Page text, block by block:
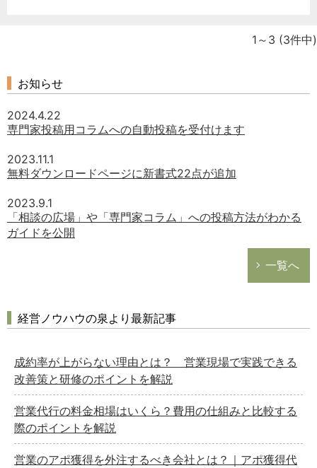
労務管理
企業法務
総務の給湯室
1～3 (3件中)
お知らせ
2024.4.22
専門家投稿用コラムへの自動投稿を受付けます
2023.11.1
無料ダウンロードページに新書式22点が追加
2023.9.1
「相談の広場」や「専門家コラム」への投稿方法がわかる
ガイドを公開
一覧へ
経営ノウハウの泉より最新記事
成約率が上がらない理由とは？ 営業現場で実践できる
改善策と研修のポイントを解説
営業代行の料金相場はいくら？費用の仕組みと比較する
際のポイントを解説
営業のアポ獲得を外注するべき会社とは？｜アポ獲得代